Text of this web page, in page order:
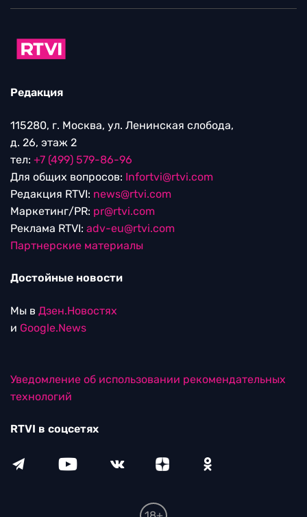
Редакция
115280, г. Москва, ул. Ленинская слобода,
д. 26, этаж 2
тел: +7 (499) 579-86-96
Для общих вопросов: Infortvi@rtvi.com
Редакция RTVI: news@rtvi.com
Маркетинг/PR: pr@rtvi.com
Реклама RTVI: adv-eu@rtvi.com
Партнерские материалы
Достойные новости
Мы в Дзен.Новостях
и Google.News
Уведомление об использовании рекомендательных
технологий
RTVI в соцсетях